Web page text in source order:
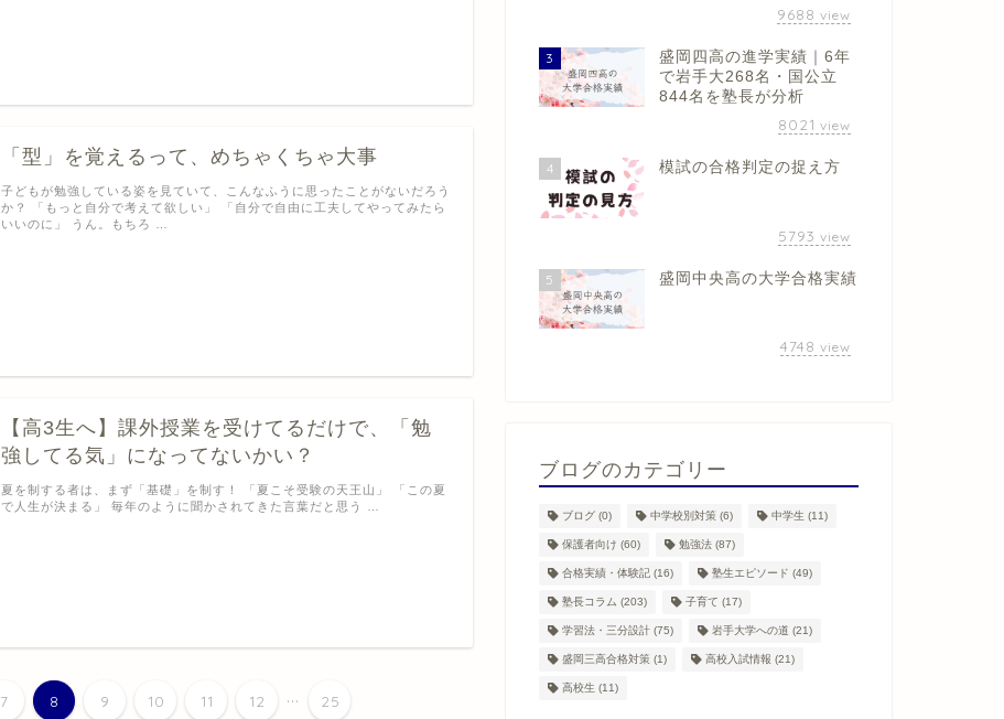
「型」を覚えるって、めちゃくちゃ大事
子どもが勉強している姿を見ていて、こんなふうに思ったことがないだろう
か？ 「もっと自分で考えて欲しい」 「自分で自由に工夫してやってみたら
いいのに」 うん。もちろ …
【高3生へ】課外授業を受けてるだけで、「勉
強してる気」になってないかい？
夏を制する者は、まず「基礎」を制す！ 「夏こそ受験の天王山」 「この夏
で人生が決まる」 毎年のように聞かされてきた言葉だと思う …
7 8 9 10 11 12 ... 25
9688 view
3
盛岡四高の進学実績｜6年
で岩手大268名・国公立
844名を塾長が分析
8021 view
4 模試の合格判定の捉え方
5793 view
5 盛岡中央高の大学合格実績
4748 view
ブログのカテゴリー
ブログ(0) 中学校別対策 (6) 中学生 (11)
保護者向け (60) 勉強法(87)
合格実績・体験記(16) 塾生エピソード (49)
塾長コラム (203) 子育て (17)
学習法・三分設計(75) 岩手大学への道 (21)
盛岡三高合格対策 (1) 高校入試情報 (21)
高校生 (11)